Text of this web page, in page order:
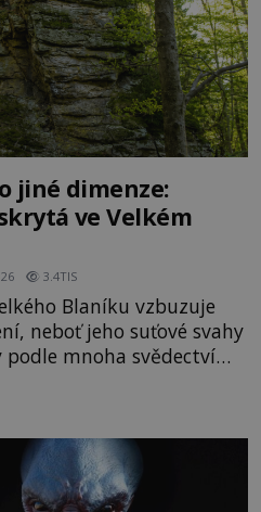
jiné dimenze:
ve Velkém
3.4TIS
Blaníku vzbuzuje
neboť jeho suťové svahy
mnoha svědectví
kde selhává lidské
které propojují
keltské svatyně a zprávy